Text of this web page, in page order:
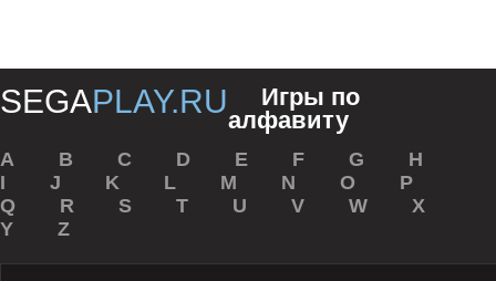
SEGAPLAY.RU
Игры по
алфавиту
A B С D E F G
H
I
J K L M N O
P
Q
R S T U V W
X
Y
Z